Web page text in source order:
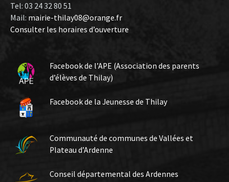
Tel: 03 24 32 80 51
Mail: mairie-thilay08@orange.fr
Consulter les horaires d’ouverture
Facebook de l’APE (Association des parents
d’élèves de Thilay)
Facebook de la Jeunesse de Thilay
Communauté de communes de Vallées et
Plateau d’Ardenne
Conseil départemental des Ardennes